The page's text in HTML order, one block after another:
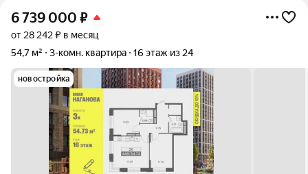
6 739 000 ₽
от 28 242 ₽ в месяц
54,7 м²
3-комн. квартира 16 этаж из 24
новостройка